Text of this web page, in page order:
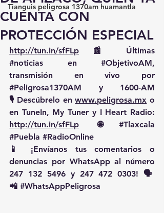
Tianguis peligrosa 1370am huamantla
CUENTA CON
PROTECCIÓN ESPECIAL
http://tun.in/sfFLp
#noticias en #ObjetivoAM,
#Peligrosa1370AM y 1600-AM
🎙️ Descúbrelo en www.peligrosa.mx o
http://tun.in/sfFLp 🌐 #Tlaxcala
#Puebla #RadioOnline
📱 ¡Envíanos tus comentarios o
denuncias por WhatsApp al número
247 132 5496 y 247 472 0303! 🗣️
📲 #WhatsAppPeligrosa